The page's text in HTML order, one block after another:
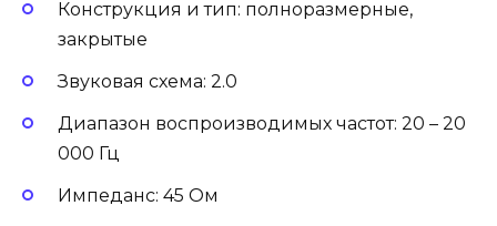
Конструкция и тип: полноразмерные,
закрытые
Звуковая схема: 2.0
Диапазон воспроизводимых частот: 20 – 20
000 Гц
Импеданс: 45 Ом